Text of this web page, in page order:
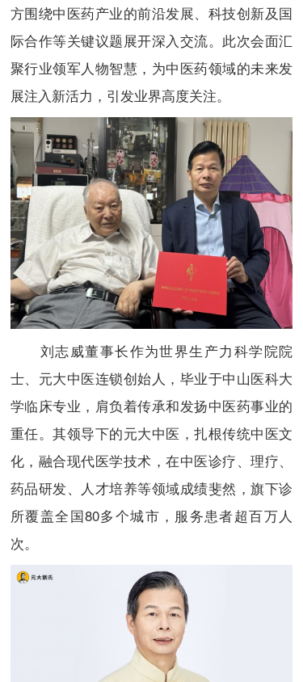
方围绕中医药产业的前沿发展、科技创新及国
际合作等关键议题展开深入交流。此次会面汇
聚行业领军人物智慧，为中医药领域的未来发
展注入新活力，引发业界高度关注。
刘志威董事长作为世界生产力科学院院
士、元大中医连锁创始人，毕业于中山医科大
学临床专业，肩负着传承和发扬中医药事业的
重任。其领导下的元大中医，扎根传统中医文
化，融合现代医学技术，在中医诊疗、理疗、
药品研发、人才培养等领域成绩斐然，旗下诊
所覆盖全国80多个城市，服务患者超百万人
次。